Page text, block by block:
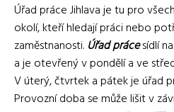
Úřad práce Jihlava je tu pro
okolí, kteří hledají práci nebo
zaměstnanosti. Úřad prácesídlí
a je otevřený v pondělí a ve
V úterý, čtvrtek a pátek je úřad
Provozní doba se může lišit v